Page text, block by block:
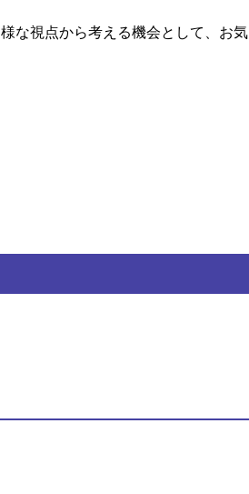
な視点から考える機会として、お気